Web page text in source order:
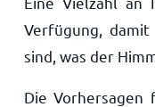
Verfügung,
sind, was der
Die